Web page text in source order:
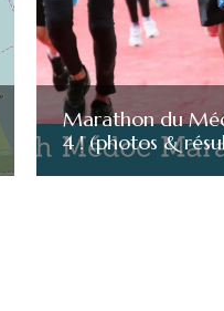
Marathon du
4 ! (photos &